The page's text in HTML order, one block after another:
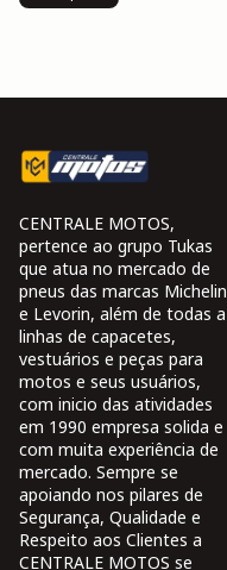
CENTRALE MOTOS,
pertence ao grupo Tukas
que atua no mercado de
pneus das marcas Michelin
e Levorin, além de todas a
linhas de capacetes,
vestuários e peças para
motos e seus usuários,
com inicio das atividades
em 1990 empresa solida e
com muita experiência de
mercado. Sempre se
apoiando nos pilares de
Segurança, Qualidade e
Respeito aos Clientes a
CENTRALE MOTOS se